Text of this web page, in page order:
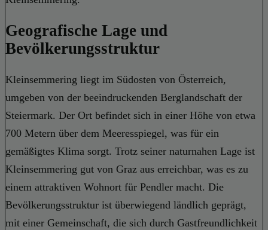
Geografische Lage und
Bevölkerungsstruktur
Kleinsemmering liegt im Südosten von Österreich,
umgeben von der beeindruckenden Berglandschaft der
Steiermark. Der Ort befindet sich in einer Höhe von etwa
700 Metern über dem Meeresspiegel, was für ein
gemäßigtes Klima sorgt. Trotz seiner naturnahen Lage ist
Kleinsemmering gut von Graz aus erreichbar, was es zu
einem attraktiven Wohnort für Pendler macht. Die
Bevölkerungsstruktur ist überwiegend ländlich geprägt,
mit einer Gemeinschaft, die sich durch Gastfreundlichkeit